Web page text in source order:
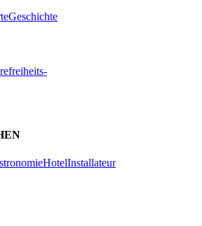
Geschichte
HotelInstallateur